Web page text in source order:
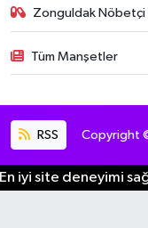
Zonguldak Nöbetçi
Tüm Manşetler
RSS Copyright
En iyi site deneyimi